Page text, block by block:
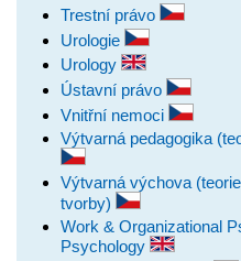
Trestní právo
Urologie
Urology
Ústavní právo
Vnitřní nemoci
Výtvarná pedagogika
Výtvarná výchova
tvorby)
Work & Organizational
Psychology